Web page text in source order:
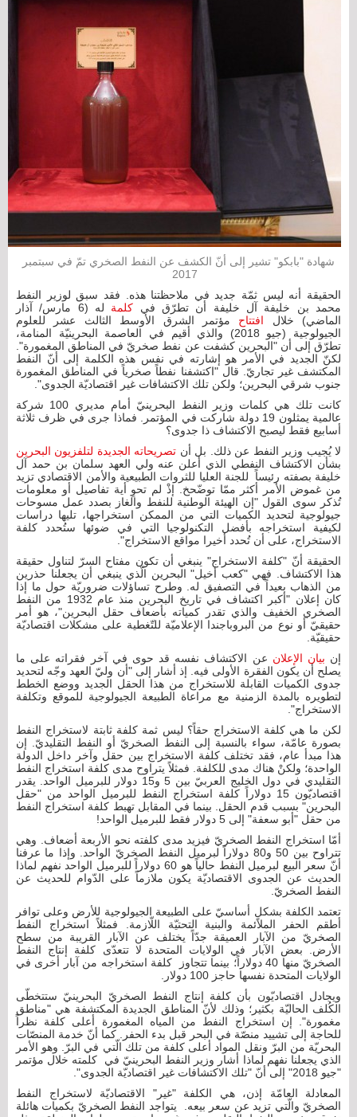
شهادة "بابكو" تشير إلى أنّ الكشف عن النفط الصخري تمّ في سبتمبر
2017
الحقيقة أنه ليس ثمّة جديد في ملاحظتنا هذه. فقد سبق لوزير النفط
محمد بن خليفة آل خليفة أن تطرّق في كلمة
له (6 مارس/ آذار
الماضي) خلال افتتاح مؤتمر الشرق الأوسط الثالث عشر للعلوم
الجيولوجية (جيو 2018) والذي أقيم في العاصمة البحرينيّة المنامة،
تطرّق إلى أن "البحرين كشفت عن نفط صخريّ في المناطق المغمورة".
لكنّ الجديد في الأمر هو إشارته في نفس هذه الكلمة إلى أنّ النفط
المكتشف غير تجاريّ. قال "اكتشفنا نفطاً صخرياً في المناطق المغمورة
جنوب شرقي البحرين؛ ولكن تلك الاكتشافات غير اقتصاديّة الجدوى".
كانت تلك هي كلمات وزير النفط البحرينيّ أمام مديري 100 شركة
عالمية يمثلون 19 دولة شاركت في المؤتمر. فماذا جرى في ظرف ثلاثة
أسابيع فقط ليصبح الاكتشاف ذا جدوى؟
لا يُجيب وزير النفط عن ذلك. بل أن تصريحاته الجديدة لتلفزيون البحرين
بشأن الاكتشاف النفطي الذي أعلن عنه ولي العهد سلمان بن حمد آل
خليفة بصفته رئيساً للجنة العليا للثروات الطبيعية والأمن الاقتصادي تزيد
من غموض الأمر أكثر ممّا توضّحخ. إذْ لم تحوِ أية تفاصيل أو معلومات
تُذكر سوى القول "إن الهيئة الوطنية للنفط والغاز بصدد عمل مسوحات
جيولوجية لتحديد الكميات التي من الممكن استخراجها، تليها دراسات
لكيفية استخراجه بأفضل التكنولوجيا التي في ضوئها ستُحدد كلفة
الاستخراج، على أن تُحدد أخيرا مواقع الاستخراج".
الحقيقة أنّ "كلفة الاستخراج" ينبغي أن تكون مفتاح السرّ لتناول حقيقة
هذا الاكتشاف. فهي "كعب أخيل" البحرين الّذي ينبغي أن يجعلنا حذرين
من الذهاب بعيداً في التصفيق له. وطرح تساؤلات ضروريّة حول ما إذا
كان إعلان "أكبر اكتشاف في تاريخ البحرين منذ عام 1932 من النفط
الصخري الخفيف والذي تقدر كمياته بأضعاف حقل البحرين"، هو أمر
حقيقيّ أو نوع من البروباجندا الإعلاميّة للتّغطية على مشكلات اقتصاديّة
حقيقيّة.
إن بيان الإعلان عن الاكتشاف نفسه قد حوى في آخر فقراته على ما
يصلح أن يكون الفقرة الأولى فيه. إذ أشار إلى "أن وليّ العهد وجّه لتحديد
جدوى الكميات القابلة للاستخراج من هذا الحقل الجديد ووضع الخطط
لتطويره بالمدة الزمنية مع مراعاة الطبيعة الجيولوجية للموقع وتكلفة
الاستخراج".
لكن ما هي كلفة الاستخراج حقاً؟ ليس ثمة كلفة ثابتة لاستخراج النفط
بصورة عامّة، سواء بالنسبة إلى النفط الصخريّ أو النفط التقليديّ. إن
هذا مبدأ عام، فقد تختلف كلفة الاستخراج بين حقل وآخر داخل الدولة
الواحدة؛ ولكنْ هناك مدى للكلفة. فمثلاً يتراوح مدى كلفة استخراج النفط
التقليدي في دول الخليج العربيّ بين 5 و15 دولار للبرميل الواحد. يقدر
اقتصاديّون 15 دولاراً كلفة استخراج النفط للبرميل الواحد من "حقل
البحرين" بسبب قدم الحقل. بينما في المقابل تهبط كلفة استخراج النفط
من حقل "أبو سعفة" إلى 5 دولار فقط للبرميل الواحد!
أمّا استخراج النفط الصخريّ فيزيد مدى كلفته نحو الأربعة أضعاف. وهي
تتراوح بين 50 و80 دولاراً لبرميل النفط الصخريّ الواحد. وإذا ما عرفنا
أنّ سعر البيع لبرميل النفط حالياً هو 60 دولاراً للبرميل الواحد نفهم لماذا
الحديث عن الجدوى الاقتصاديّة يكون ملازماً على الدّوام للحديث عن
النفط الصخريّ.
تعتمد الكلفة بشكلٍ أساسيّ على الطبيعة الجيولوجية للأرض وعلى توافر
أطقم الحفر الملائمة والبنية التحتيّة اللّازمة. فمثلاً استخراج النفط
الصخريّ من الآبار العميقة جدّاً يختلف عن الآبار القريبة من سطح
الأرض. بعض الآبار في الولايات المتحدة لا تتعدّى كلفة إنتاج النفط
الصخريّ منها 40 دولاراً؛ بينما تتجاوز كلفة استخراجه من آبار أخرى في
الولايات المتحدة نفسها حاجز 100 دولار.
ويجادل اقتصاديّون بأن كلفة إنتاج النفط الصخريّ البحرينيّ ستتخطّى
الكُلف الحاليّة بكثير؛ وذلك لأنّ المناطق الجديدة المكتشفة هي "مناطق
مغمورة". إن استخراج النفط من المياه المغمورة أعلى كلفة نظراً
للحاجة إلى تشييد منصّة في البحر قبل بدء الحفر. كما أنّ خدمة المنصّات
البحريّة من البرّ ونقل المواد أعلى كلفة من تلك الّتي في البرّ. وهو الأمر
الذي يجعلنا نفهم لماذا أشار وزير النفط البحرينيّ في كلمته خلال مؤتمر
"جيو 2018" إلى أنّ "تلك الاكتشافات غير اقتصاديّة الجدوى".
المعادلة العامّة إذن، هي الكلفة "غير" الاقتصاديّة لاستخراج النفط
الصخريّ والّتي تزيد عن سعر بيعه. يتواجد النفط الصخريّ بكميات هائلة